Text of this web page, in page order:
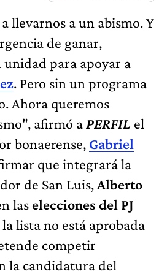
llevarnos a un abismo. Y
de ganar,
para apoyar a
. Pero sin un programa
Ahora queremos
afirmó aPERFIL el
bonaerense, Gabriel
que integrará la
de San Luis,Alberto
las elecciones del PJ
la lista no está aprobada
competir
la candidatura del